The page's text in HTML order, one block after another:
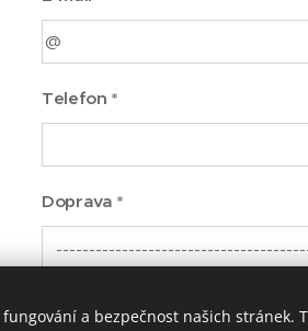
Telefon *
Doprava *
Platba *a bezpečnost našich stránek.